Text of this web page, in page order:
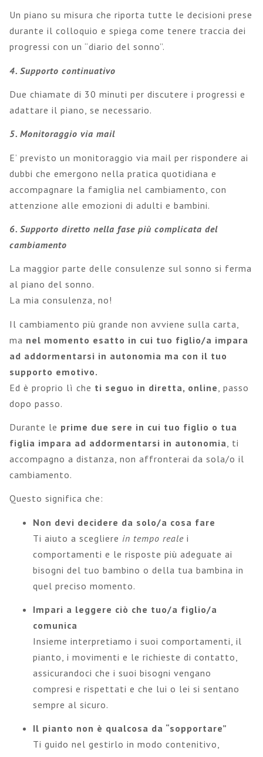
Un piano su misura che riporta tutte le decisioni prese
durante il colloquio e spiega come tenere traccia dei
progressi con un “diario del sonno”.
4. Supporto continuativo
Due chiamate di 30 minuti per discutere i progressi e
adattare il piano, se necessario.
5. Monitoraggio via mail
E’ previsto un monitoraggio via mail per rispondere ai
dubbi che emergono nella pratica quotidiana e
accompagnare la famiglia nel cambiamento, con
attenzione alle emozioni di adulti e bambini.
6. Supporto diretto nella fase più complicata del
cambiamento
La maggior parte delle consulenze sul sonno si ferma
al piano del sonno.
La mia consulenza, no!
Il cambiamento più grande non avviene sulla carta,
ma nel momento esatto in cui tuo figlio/a impara
ad addormentarsi in autonomia ma con il tuo
supporto emotivo.
Ed è proprio lì che ti seguo in diretta, online , passo
dopo passo.
Durante le prime due sere in cui tuo figlio o tua
figlia impara ad addormentarsi in autonomia , ti
accompagno a distanza, non affronterai da sola/o il
cambiamento.
Questo significa che:
Non devi decidere da solo/a cosa fare
Ti aiuto a scegliere in tempo reale i
comportamenti e le risposte più adeguate ai
bisogni del tuo bambino o della tua bambina in
quel preciso momento.
Impari a leggere ciò che tuo/a figlio/a
comunica
Insieme interpretiamo i suoi comportamenti, il
pianto, i movimenti e le richieste di contatto,
assicurandoci che i suoi bisogni vengano
compresi e rispettati e che lui o lei si sentano
sempre al sicuro.
Il pianto non è qualcosa da “sopportare”
Ti guido nel gestirlo in modo contenitivo,